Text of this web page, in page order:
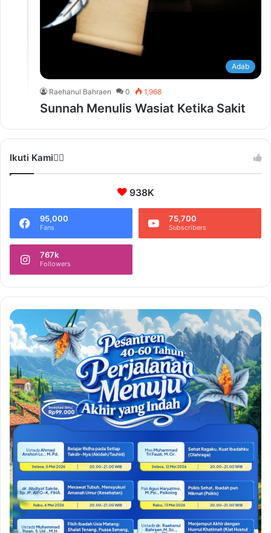
Adab
Raehanul Bahraen 0 1,968
Sunnah Menulis Wasiat Ketika Sakit
Ikuti Kami❤️‍🔥
938K
95,000
Fans
75,700
Subscribers
767k
Followers